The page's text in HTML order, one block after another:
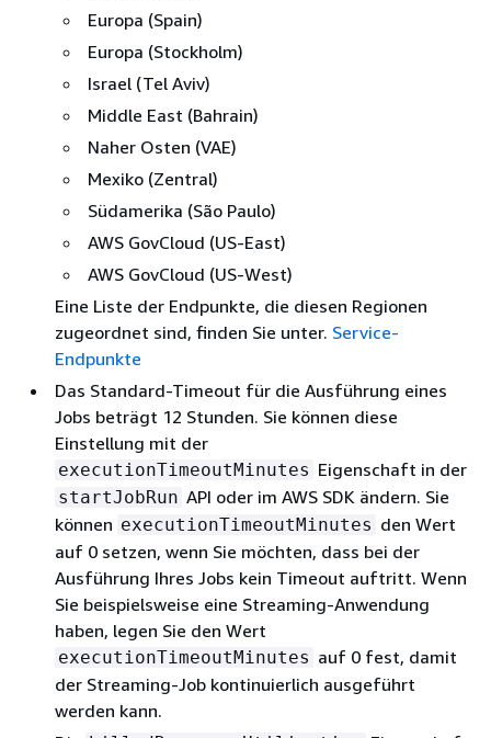
Europa (Spain)
Europa (Stockholm)
Israel (Tel Aviv)
Middle East (Bahrain)
Naher Osten (VAE)
Mexiko (Zentral)
Südamerika (São Paulo)
AWS GovCloud (US-East)
AWS GovCloud (US-West)
Eine Liste der Endpunkte, die diesen Regionen
zugeordnet sind, finden Sie unter. Service-
Endpunkte
Das Standard-Timeout für die Ausführung eines
Jobs beträgt 12 Stunden. Sie können diese
Einstellung mit der
executionTimeoutMinutes Eigenschaft in der
startJobRun API oder im AWS SDK ändern. Sie
können executionTimeoutMinutes den Wert
auf 0 setzen, wenn Sie möchten, dass bei der
Ausführung Ihres Jobs kein Timeout auftritt. Wenn
Sie beispielsweise eine Streaming-Anwendung
haben, legen Sie den Wert
executionTimeoutMinutes auf 0 fest, damit
der Streaming-Job kontinuierlich ausgeführt
werden kann.